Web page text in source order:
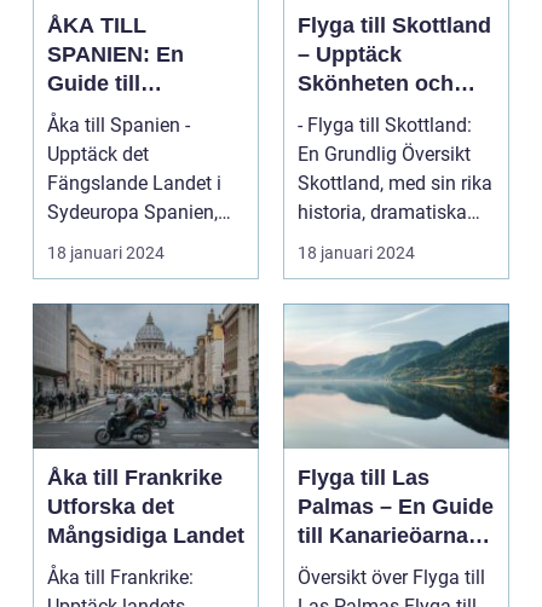
ÅKA TILL
SPANIEN: En
Guide till
Spännande
Resmål och
Resetyper
Åka till Spanien -
Upptäck det
Fängslande Landet i
Sydeuropa Spanien,
beläget i sydvästra
Europa på...
18 januari 2024
Flyga till Skottland
– Upptäck
Skönheten och
Charmen i Detta
Fascinerande
Land
- Flyga till Skottland:
En Grundlig Översikt
Skottland, med sin rika
historia, dramatiska
landskap ...
18 januari 2024
Åka till Frankrike
Utforska det
Mångsidiga Landet
Åka till Frankrike:
Flyga till Las
Palmas – En Guide
till Kanarieöarnas
Pärla
Översikt över Flyga till